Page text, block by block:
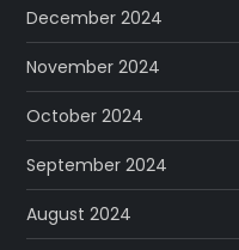
December 2024
November 2024
October 2024
September 2024
August 2024